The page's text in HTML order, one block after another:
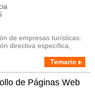
de empresas turísticas:
directiva específica,
Temario
de Páginas Web